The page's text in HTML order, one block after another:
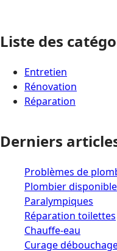
Liste des
Entretien
Rénovation
Réparation
Derniers
Problèmes de
Plombier
Paralympiques
Réparation toilettes
Chauffe-eau
Curage